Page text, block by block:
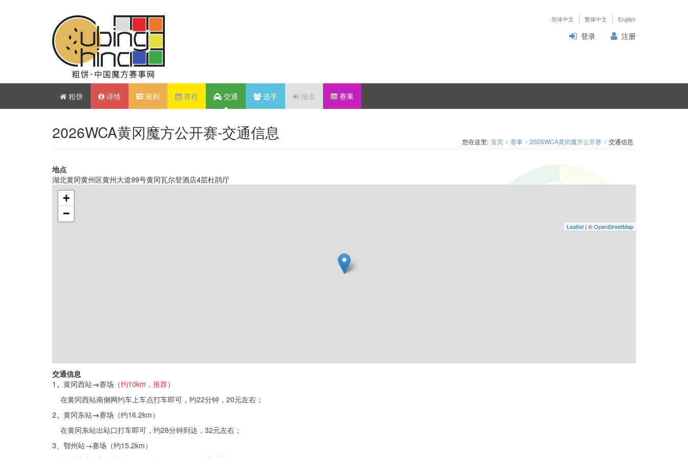
简体中文 繁体中文 English
登录 注册
粗饼 详情 规则 赛程 交通 选手 报名 赛果
2026WCA黄冈魔方公开赛-交通信息 您在这里: 首页 赛事 2026WCA黄冈魔方公开赛 交通信息
地点
湖北黄冈黄州区黄州大道99号黄冈瓦尔登酒店4层杜鹃厅
+
−
Leaflet | ©OpenStreetMap
交通信息
1 、 黄冈西站→赛场 （约10km，推荐）
在黄冈西站南侧网约车上车点打车即可，约22分钟，20元左右；
2、 黄冈东站→赛场（约16.2km）
在黄冈东站出站口打车即可，约28分钟到达，32元左右；
3、鄂州站→赛场（约15.2km）